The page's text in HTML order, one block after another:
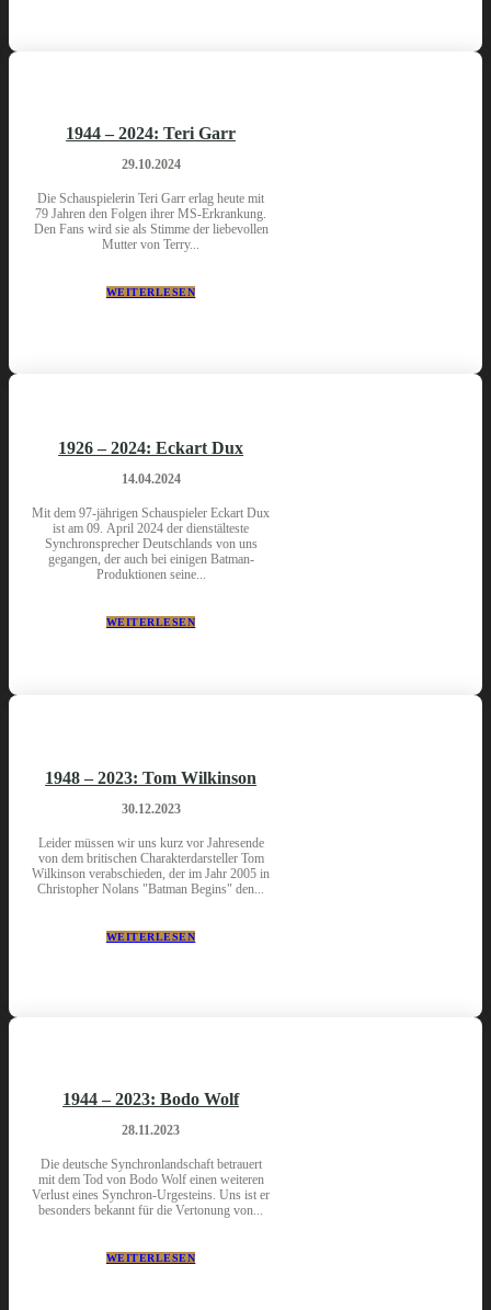
1944 – 2024: Teri Garr
29.10.2024
Die Schauspielerin Teri Garr erlag heute mit
79 Jahren den Folgen ihrer MS-Erkrankung.
Den Fans wird sie als Stimme der liebevollen
Mutter von Terry...
WEITERLESEN
1926 – 2024: Eckart Dux
14.04.2024
Mit dem 97-jährigen Schauspieler Eckart Dux
ist am 09. April 2024 der dienstälteste
Synchronsprecher Deutschlands von uns
gegangen, der auch bei einigen Batman-
Produktionen seine...
WEITERLESEN
1948 – 2023: Tom Wilkinson
30.12.2023
Leider müssen wir uns kurz vor Jahresende
von dem britischen Charakterdarsteller Tom
Wilkinson verabschieden, der im Jahr 2005 in
Christopher Nolans "Batman Begins" den...
WEITERLESEN
1944 – 2023: Bodo Wolf
28.11.2023
Die deutsche Synchronlandschaft betrauert
mit dem Tod von Bodo Wolf einen weiteren
Verlust eines Synchron-Urgesteins. Uns ist er
besonders bekannt für die Vertonung von...
WEITERLESEN